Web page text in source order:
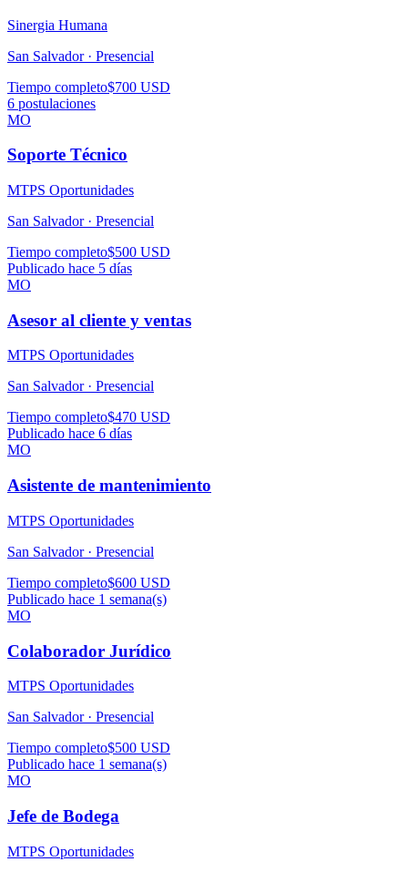
Sinergia Humana
San Salvador · Presencial
Tiempo completo$700 USD
6 postulaciones
MO
Soporte Técnico
MTPS Oportunidades
San Salvador · Presencial
Tiempo completo$500 USD
Publicado hace 5 días
MO
Asesor al cliente y ventas
MTPS Oportunidades
San Salvador · Presencial
Tiempo completo$470 USD
Publicado hace 6 días
MO
Asistente de mantenimiento
MTPS Oportunidades
San Salvador · Presencial
Tiempo completo$600 USD
Publicado hace 1 semana(s)
MO
Colaborador Jurídico
MTPS Oportunidades
San Salvador · Presencial
Tiempo completo$500 USD
Publicado hace 1 semana(s)
MO
Jefe de Bodega
MTPS Oportunidades